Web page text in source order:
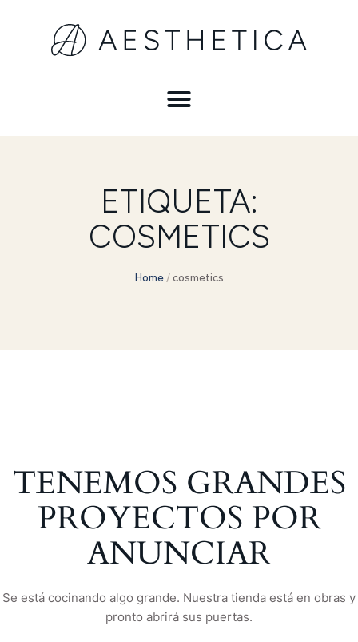
ETIQUETA:
COSMETICS
Home/ cosmetics
TENEMOS GRANDES
PROYECTOS POR
ANUNCIAR
Se está cocinando algo grande. Nuestra tienda está en obras y
pronto abrirá sus puertas.